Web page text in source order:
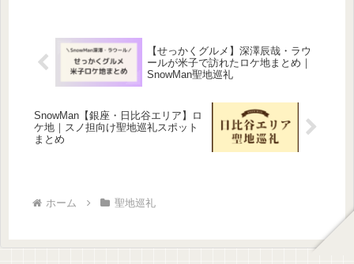
【せっかくグルメ】深澤辰哉・ラウ
ールが米子で訪れたロケ地まとめ｜
SnowMan聖地巡礼
SnowMan【銀座・日比谷エリア】ロ
ケ地｜スノ担向け聖地巡礼スポット
まとめ
ホーム 聖地巡礼